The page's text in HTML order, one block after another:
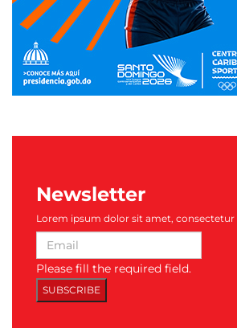
Newsletter
Lorem ipsum dolor sit amet, consectetur
Please fill the required field.
SUBSCRIBE